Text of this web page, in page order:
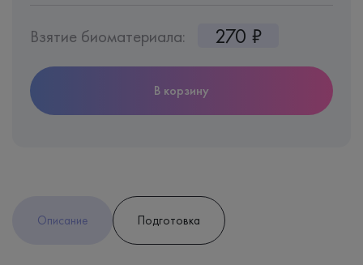
Взятие биоматериала: 270 ₽
В корзину
Описание Подготовка